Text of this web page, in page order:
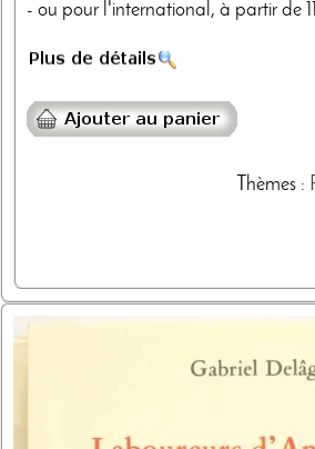
- ou pour l'international, à partir de
Thèmes: